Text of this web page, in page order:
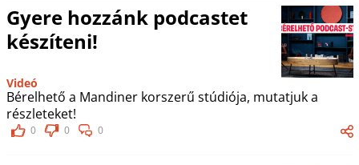
Gyere hozzánk podcastet
készíteni!
Videó
Bérelhető a Mandiner korszerű stúdiója, mutatjuk a
részleteket!
0 0 0